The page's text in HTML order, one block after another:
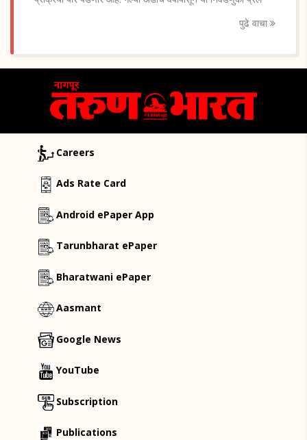
पुढे वाचा
Careers
Ads Rate Card
Android ePaper App
Tarunbharat ePaper
Bharatwani ePaper
Aasmant
Google News
YouTube
Subscription
Publications